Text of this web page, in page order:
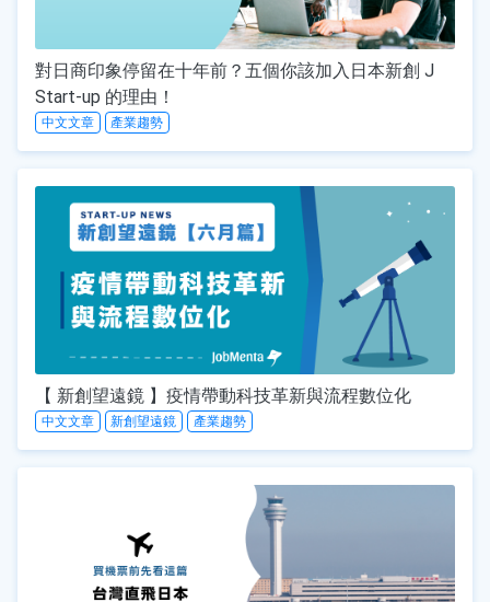
對日商印象停留在十年前？五個你該加入日本新創 J
Start-up 的理由！
中文文章 產業趨勢
【 新創望遠鏡 】疫情帶動科技革新與流程數位化
中文文章 新創望遠鏡 產業趨勢